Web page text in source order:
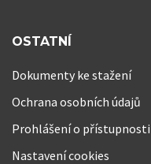
OSTATNÍ
Dokumenty ke stažení
Ochrana osobních údajů
Prohlášení o přístupnosti
Nastavení cookies